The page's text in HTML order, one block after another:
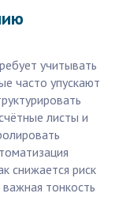
учитывать
часто упускают
листы и
снижается риск
тонкость